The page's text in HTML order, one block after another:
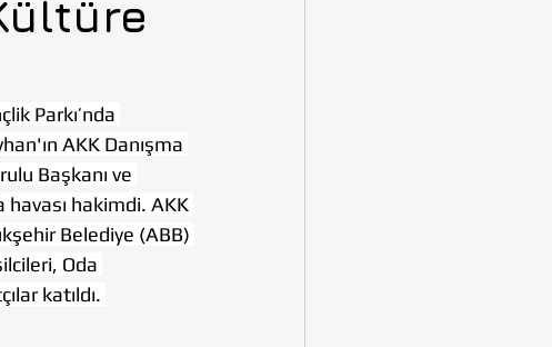
MERSİN
Parkı’nda
AKK Danışma
Başkanı ve
hakimdi. AKK
Belediye (ABB)
Oda
katıldı.